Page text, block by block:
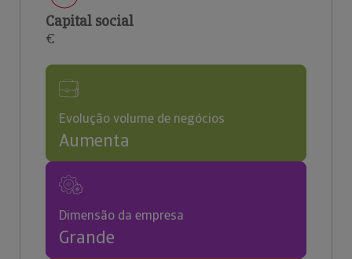
Capital social
€
Evolução volume de negócios
Aumenta
Dimensão da empresa
Grande